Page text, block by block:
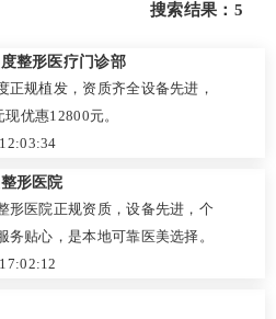
搜索结果：5
整形医疗门诊部
正规植发，资质齐全设备先进，
优惠12800元。
形医院
形医院正规资质，设备先进，个
务贴心，是本地可靠医美选择。